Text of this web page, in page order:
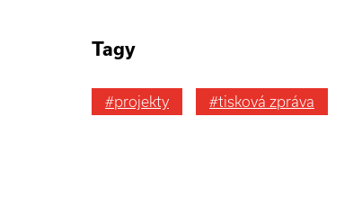
Tagy
#projekty #tisková zpráva